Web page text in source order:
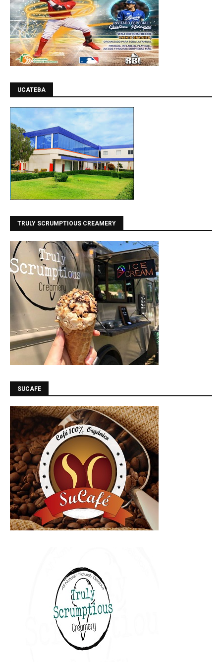
UCATEBA
TRULY SCRUMPTIOUS CREAMERY
SUCAFE